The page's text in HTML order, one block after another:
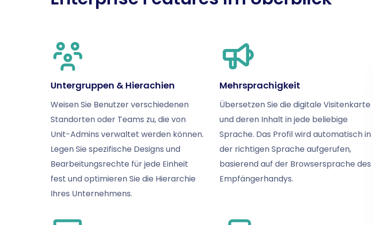
Untergruppen & Hierachien
Weisen Sie Benutzer verschiedenen
Standorten oder Teams zu, die von
Unit-Admins verwaltet werden können.
Legen Sie spezifische Designs und
Bearbeitungsrechte für jede Einheit
fest und optimieren Sie die Hierarchie
Ihres Unternehmens.
Mehrsprachigkeit
Übersetzen Sie die digitale Visitenkarte
und deren Inhalt in jede beliebige
Sprache. Das Profil wird automatisch in
der richtigen Sprache aufgerufen,
basierend auf der Browsersprache des
Empfängerhandys.